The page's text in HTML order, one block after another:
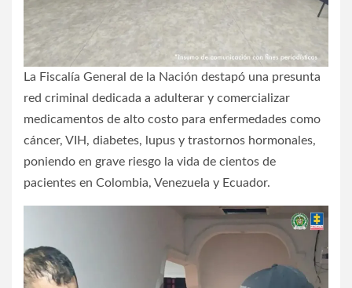
La Fiscalía General de la Nación destapó una presunta
red criminal dedicada a adulterar y comercializar
medicamentos de alto costo para enfermedades como
cáncer, VIH, diabetes, lupus y trastornos hormonales,
poniendo en grave riesgo la vida de cientos de
pacientes en Colombia, Venezuela y Ecuador.